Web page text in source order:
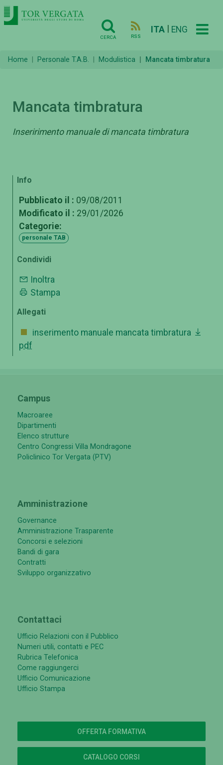
CERCA RSS
ITA ENG
Home Personale T.A.B. Modulistica Mancata timbratura
Mancata timbratura
Inseririmento manuale di mancata timbratura
Info
Pubblicato il : 09/08/2011
Modificato il : 29/01/2026
Categorie:
personale TAB
Condividi
Inoltra
Stampa
Allegati
inserimento manuale mancata timbratura
pdf
Campus
Macroaree
Dipartimenti
Elenco strutture
Centro Congressi Villa Mondragone
Policlinico Tor Vergata (PTV)
Amministrazione
Governance
Amministrazione Trasparente
Concorsi e selezioni
Bandi di gara
Contratti
Sviluppo organizzativo
Contattaci
Ufficio Relazioni con il Pubblico
Numeri utili, contatti e PEC
Rubrica Telefonica
Come raggiungerci
Ufficio Comunicazione
Ufficio Stampa
OFFERTA FORMATIVA
CATALOGO CORSI